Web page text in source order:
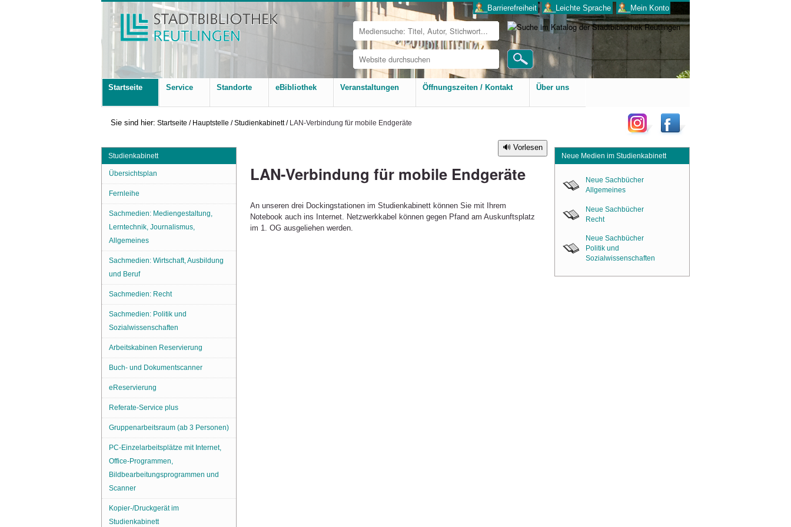
Website
durchsuchen
Erweiterte
Suche…
___Barrierefreiheit ___Leichte Sprache ___Mein Konto
Startseite Service Standorte eBibliothek Veranstaltungen Öffnungszeiten / Kontakt Über uns
Sie sind hier: Startseite / Hauptstelle /Studienkabinett / LAN-Verbindung für mobile Endgeräte
Vorlesen
LAN-Verbindung für mobile Endgeräte
An unseren drei Dockingstationen im Studienkabinett können Sie mit Ihrem
Notebook auch ins Internet. Netzwerkkabel können gegen Pfand am Auskunftsplatz
im 1. OG ausgeliehen werden.
Studienkabinett
Übersichtsplan
Fernleihe
Sachmedien: Mediengestaltung,
Lerntechnik, Journalismus,
Allgemeines
Sachmedien: Wirtschaft, Ausbildung
und Beruf
Sachmedien: Recht
Sachmedien: Politik und
Sozialwissenschaften
Arbeitskabinen Reservierung
Buch- und Dokumentscanner
eReservierung
Referate-Service plus
Gruppenarbeitsraum (ab 3 Personen)
PC-Einzelarbeitsplätze mit Internet,
Office-Programmen,
Bildbearbeitungsprogrammen und
Scanner
Kopier-/Druckgerät im
Studienkabinett
Neue Medien im Studienkabinett
Neue Sachbücher
Allgemeines
Neue Sachbücher
Recht
Neue Sachbücher
Politik und
Sozialwissenschaften